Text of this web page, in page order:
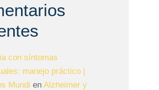
con síntomas
manejo práctico |
Mundi en Alzheimer y